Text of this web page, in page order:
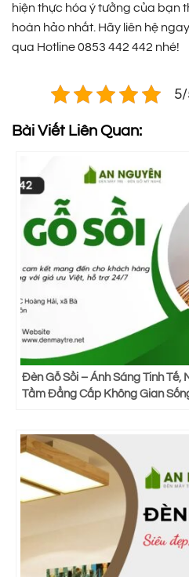
hiện thực hóa ý tưởng của bạn
hoàn hảo nhất. Hãy liên hệ
qua Hotline 0853 442 442 nhé!
Bài Viết Liên Quan:
Đèn Gỗ Sồi – Ánh Sáng Tinh Tế,
Tầm Đẳng Cấp Không Gian